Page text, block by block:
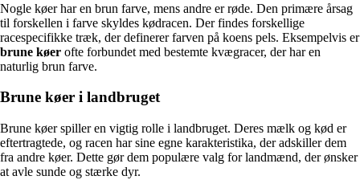
Nogle køer har en brun farve, mens andre er røde. Den primære årsag
til forskellen i farve skyldes kødracen. Der findes forskellige
racespecifikke træk, der definerer farven på koens pels. Eksempelvis er
brune køer ofte forbundet med bestemte kvægracer, der har en
naturlig brun farve.
Brune køer i landbruget
Brune køer spiller en vigtig rolle i landbruget. Deres mælk og kød er
eftertragtede, og racen har sine egne karakteristika, der adskiller dem
fra andre køer. Dette gør dem populære valg for landmænd, der ønsker
at avle sunde og stærke dyr.